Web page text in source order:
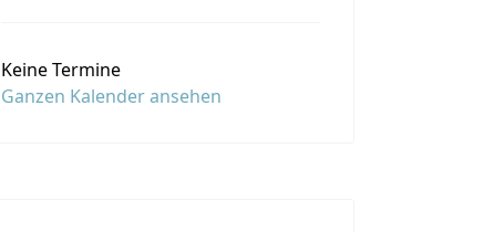
Keine Termine
Ganzen Kalender ansehen